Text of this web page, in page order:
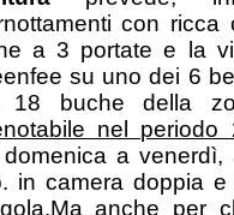
con
a 3 portate e la
su uno dei 6
18 buche della
nel periodo
a
in camera doppia
anche per